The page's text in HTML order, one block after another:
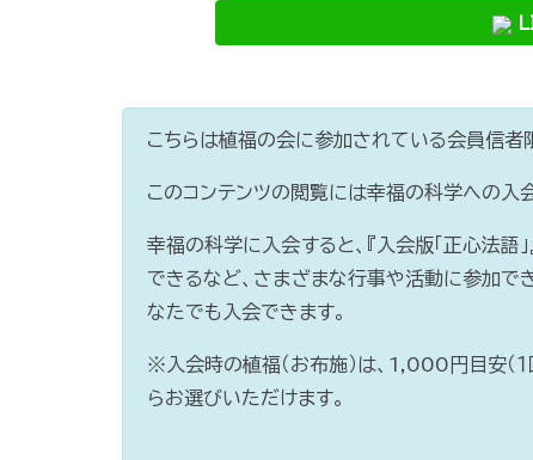
こちらは植福の会に参加されている会員信者
このコンテンツの閲覧には幸福の科学への入
幸福の科学に入会すると、『入会版「正心法
できるなど、さまざまな行事や活動に参加
なたでも入会できます。
※入会時の植福（お布施）は、1,000円目安（１
らお選びいただけます。